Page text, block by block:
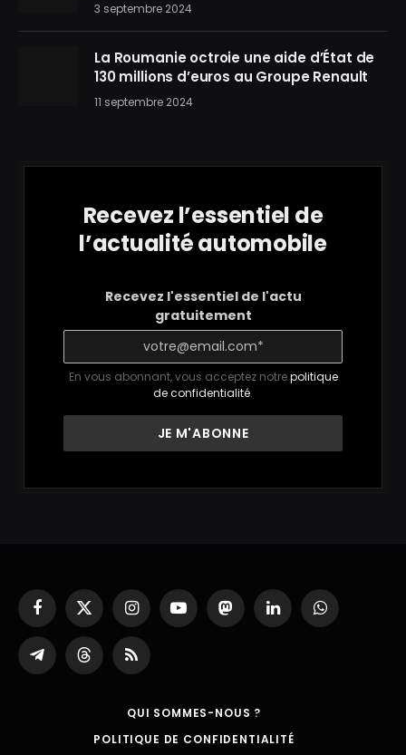
3 septembre 2024
La Roumanie octroie une aide d’État de
130 millions d’euros au Groupe Renault
11 septembre 2024
Recevez l’essentiel de
l’actualité automobile
Recevez l'essentiel de l'actu
gratuitement
En vous abonnant, vous acceptez notrepolitique
de confidentialité.
Facebook
X
(Twitter)
InstagramYouTubeMastodonLinkedInWhatsApp
Partager
sur
ThreadsRSS
QUI SOMMES-NOUS ?
POLITIQUE DE CONFIDENTIALITÉ